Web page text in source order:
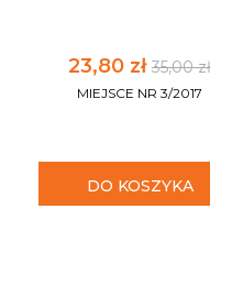
23,80 zł 35,00 zł
MIEJSCE NR 3/2017
DO KOSZYKA